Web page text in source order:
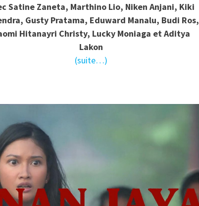
Satine Zaneta, Marthino Lio, Niken Anjani, Kiki
Gusty Pratama, Eduward Manalu, Budi Ros,
Hitanayri Christy, Lucky Moniaga et Aditya
Lakon
(suite…)